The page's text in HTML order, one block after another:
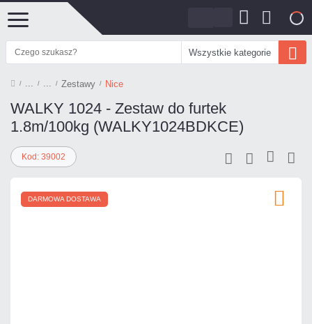
0
Wszystkie kategorie
Zestawy Nice
WALKY 1024 - Zestaw do furtek
1.8m/100kg (WALKY1024BDKCE)
Kod: 39002
DARMOWA DOSTAWA